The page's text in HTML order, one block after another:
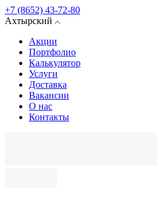
+7 (8652) 43-72-80
Ахтырский
Акции
Портфолио
Калькулятор
Услуги
Доставка
Вакансии
О нас
Контакты